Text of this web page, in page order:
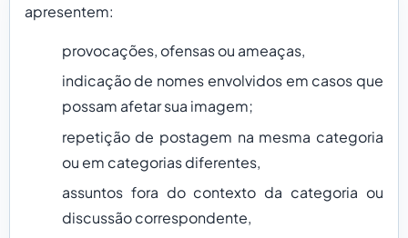
apresentem:
provocações, ofensas ou ameaças,
indicação de nomes envolvidos em casos que
possam afetar sua imagem;
repetição de postagem na mesma categoria
ou em categorias diferentes,
assuntos fora do contexto da categoria ou
discussão correspondente,